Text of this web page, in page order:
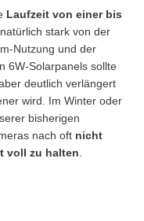
Laufzeit von einer bis
stark von der
Nutzung und der
6W-Solarpanels sollte
deutlich verlängert
wird. Im Winter oder
bisherigen
nach oft nicht
voll zu halten